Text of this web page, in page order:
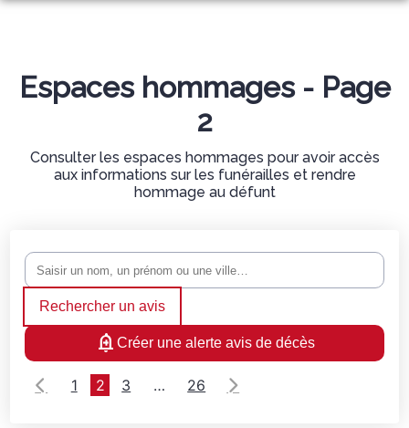
ORGANISER DES OBSÈQUES
MONUMENTS FUNÉRAIRES
NOS AGENCES
BESSÈGES
SAINT-AMBROIX
ESPACES HOMMAGES
NOTRE HISTOIRE
Espaces hommages - Page
2
Consulter les espaces hommages pour avoir accès
aux informations sur les funérailles et rendre
hommage au défunt
Rechercher un avis
Créer une alerte avis de décès
1 2 3 … 26